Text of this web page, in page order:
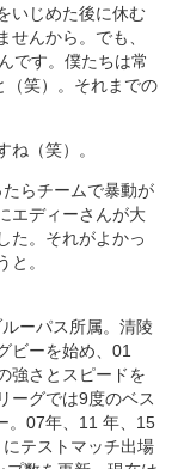
いじめた後に休む
んから。でも、
です。僕たちは常
（笑）。それまでの
（笑）。
らチームで暴動が
エディーさんが大
た。それがよかっ
。
ーパス所属。清陵
ビーを始め、01
強さとスピードを
ーグでは9度のベス
。07年、11 年、15
テストマッチ出場